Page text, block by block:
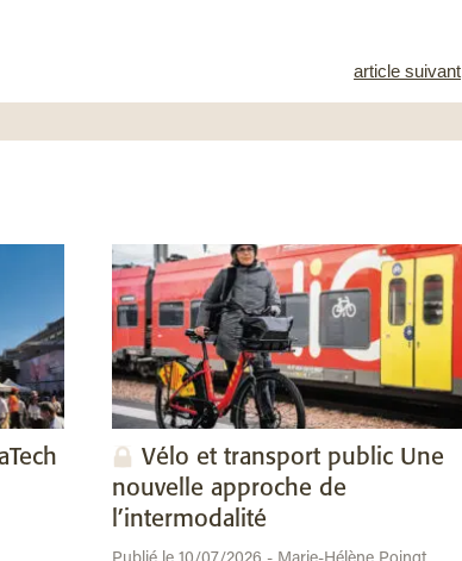
article suivant
Vélo et transport public Une
nouvelle approche de
l’intermodalité